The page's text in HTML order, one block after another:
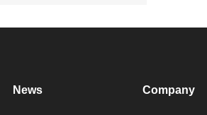
News Company